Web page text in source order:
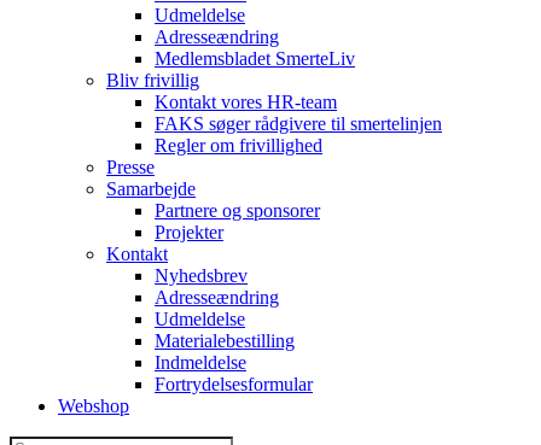
Udmeldelse
Adresseændring
Medlemsbladet SmerteLiv
Bliv frivillig
Kontakt vores HR-team
FAKS søger rådgivere til smertelinjen
Regler om frivillighed
Presse
Samarbejde
Partnere og sponsorer
Projekter
Kontakt
Nyhedsbrev
Adresseændring
Udmeldelse
Materialebestilling
Indmeldelse
Fortrydelsesformular
Webshop